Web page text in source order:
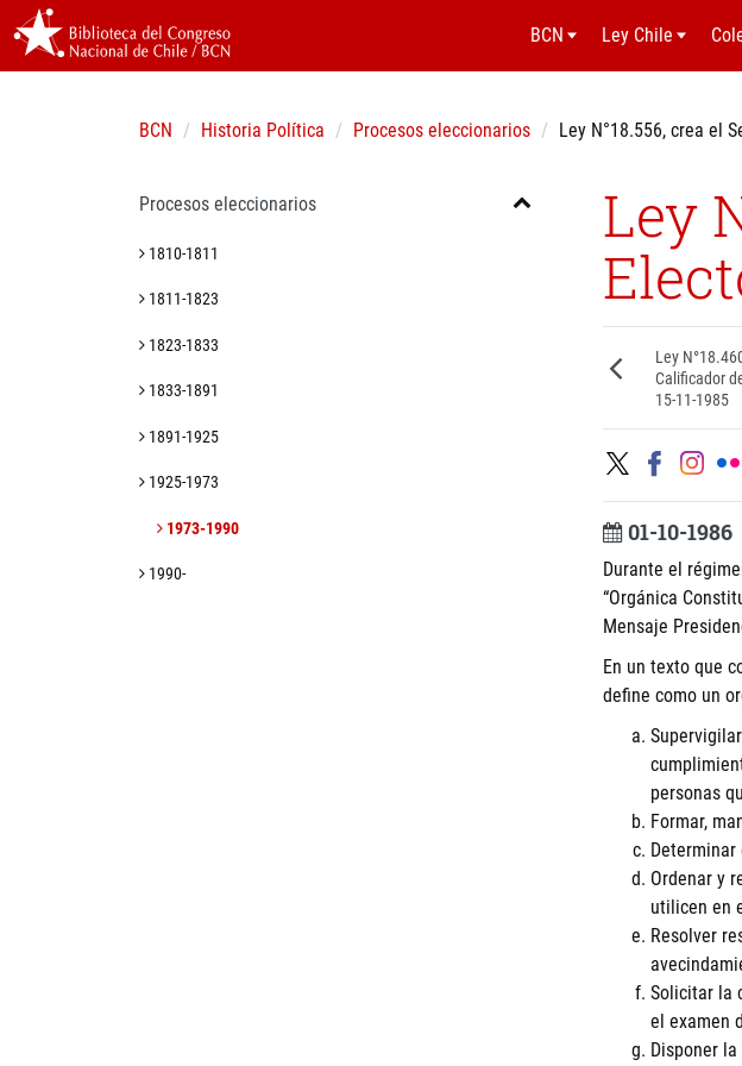
BCN Ley Chile
BCN Historia Política Procesos eleccionarios Ley N°18.556, crea el
Procesos eleccionarios
1810-1811
1811-1823
1823-1833
1833-1891
1891-1925
1925-1973
1973-1990
1990-
Ley
Ley
Calificador
15-11-1985
01-10-1986
Durante el
“Orgánica
Mensaje
En un texto que
define como un
personas
Formar,
Ordenar y
utilicen en
Resolver
Solicitar la
el examen
Disponer